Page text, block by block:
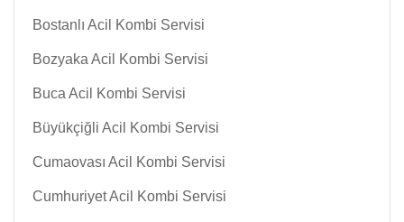
Bostanlı Acil Kombi Servisi
Bozyaka Acil Kombi Servisi
Buca Acil Kombi Servisi
Büyükçiğli Acil Kombi Servisi
Cumaovası Acil Kombi Servisi
Cumhuriyet Acil Kombi Servisi